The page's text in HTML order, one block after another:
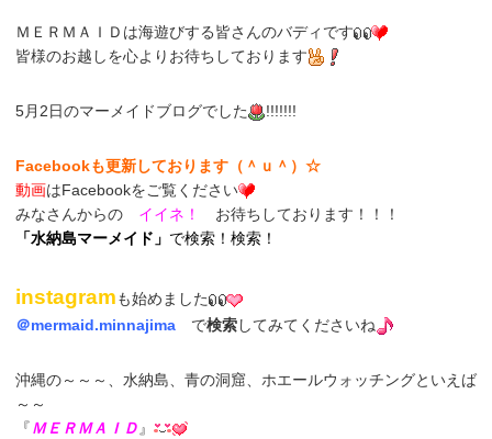
ＭＥＲＭＡＩＤは海遊びする皆さんのバディです
皆様のお越しを心よりお待ちしております
5月2日のマーメイドブログでした !!!!!!!
Facebookも更新しております（＾ｕ＾）☆
動画はFacebookをご覧ください
みなさんからの イイネ！
お待ちしております！！！
「水納島マーメイド 」 で検索！検索！
instagramも始めました
＠mermaid.minnajima で検索してみてくださいね
沖縄の～～～、水納島、青の洞窟、ホエールウォッチングといえば
～～
『ＭＥＲＭＡＩＤ 』